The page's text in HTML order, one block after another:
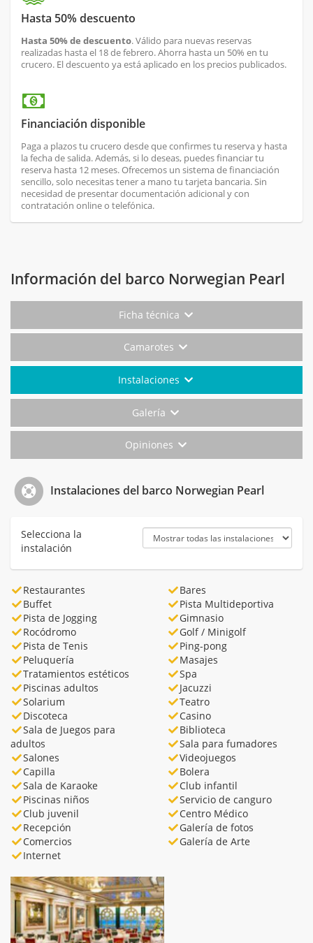
Hasta 50% descuento
Hasta 50% de descuento. Válido para nuevas reservas
realizadas hasta el 18 de febrero. Ahorra hasta un 50% en tu
crucero. El descuento ya está aplicado en los precios publicados.
Financiación disponible
Paga a plazos tu crucero desde que confirmes tu reserva y hasta
la fecha de salida. Además, si lo deseas, puedes financiar tu
reserva hasta 12 meses. Ofrecemos un sistema de financiación
sencillo, solo necesitas tener a mano tu tarjeta bancaria. Sin
necesidad de presentar documentación adicional y con
contratación online o telefónica.
Información del barco Norwegian Pearl
Ficha técnica
Camarotes
Instalaciones
Galería
Opiniones
Instalaciones del barco Norwegian Pearl
Selecciona la
instalación
Restaurantes
Bares
Buffet
Pista Multideportiva
Pista de Jogging
Gimnasio
Rocódromo
Golf / Minigolf
Pista de Tenis
Ping-pong
Peluquería
Masajes
Tratamientos estéticos
Spa
Piscinas adultos
Jacuzzi
Solarium
Teatro
Discoteca
Casino
Sala de Juegos para
adultos
Biblioteca
Sala para fumadores
Salones
Videojuegos
Capilla
Bolera
Sala de Karaoke
Club infantil
Piscinas niños
Servicio de canguro
Club juvenil
Centro Médico
Recepción
Galería de fotos
Comercios
Galería de Arte
Internet